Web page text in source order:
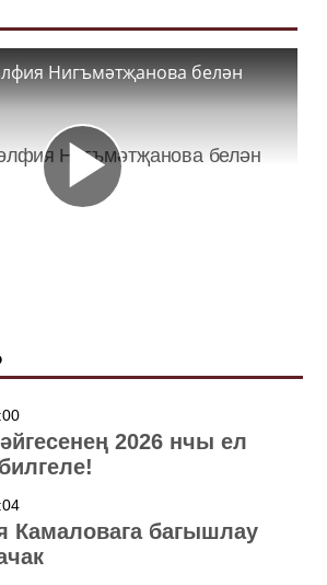
Нигъмәтҗанова белән
2026 нчы ел
Камаловага багышлау